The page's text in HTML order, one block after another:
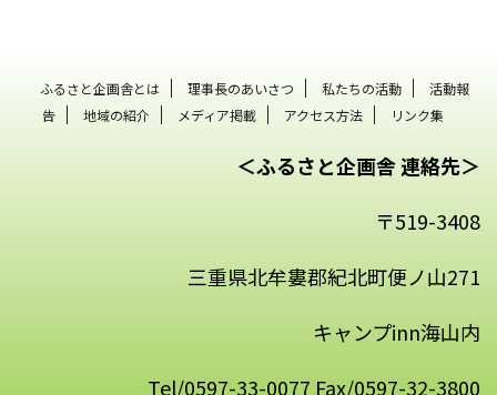
ふるさと企画舎とは 理事長のあいさつ 私たちの活動
活動報
告
地域の紹介 メディア掲載 アクセス方法 リンク集
＜ふるさと企画舎 連絡先＞
〒519-3408
三重県北牟婁郡紀北町便ノ山271
キャンプinn海山内
Tel/0597-33-0077 Fax/0597-32-3800